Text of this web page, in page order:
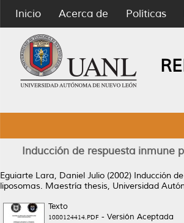
Inicio Acerca de Políticas
Inducción de respuesta inmune
Eguiarte Lara, Daniel Julio (2002) Inducción
liposomas. Maestría thesis, Universidad
Texto
1080124414.PDF - Versión Aceptada